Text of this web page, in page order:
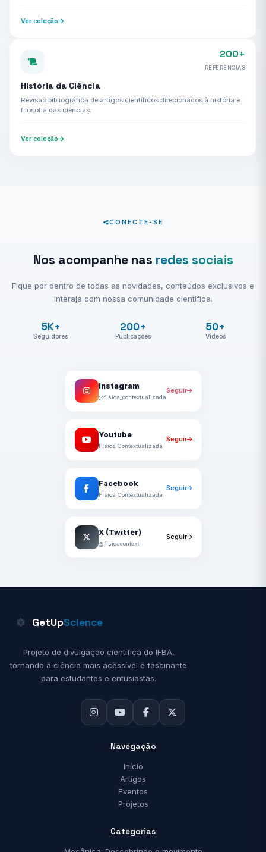
Ver coleção
200+
REFERÊNCIAS
História da Ciência
Revisão bibliográfica de artigos científicos direcionados à história e
filosofia das ciências.
Ver coleção
CONECTE-SE
Nos acompanhe nas redes sociais
Fique por dentro de todas as novidades, conteúdos exclusivos e
interaja com nossa comunidade científica.
5K+
Seguidores
200+
Publicações
50+
Vídeos
Instagram
@fisica_contextualizada
Seguir
Youtube
Física Contextualizada
Seguir
Facebook
Física Contextualizada
Seguir
X (Twitter)
@fisicacontext
Seguir
GetUpScience
Projeto de divulgação científica do IFBA,
tornando a ciência mais acessível e fascinante
para estudantes e entusiastas.
Navegação
Início
Artigos
Eventos
Projetos
Categorias